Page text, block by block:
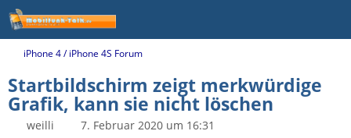
iPhone 4 / iPhone 4S Forum
Startbildschirm zeigt merkwürdige
Grafik, kann sie nicht löschen
weilli 7. Februar 2020 um 16:31